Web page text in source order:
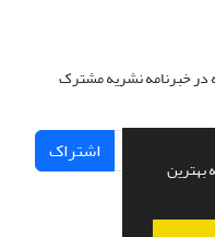
بهترین
در خبرنامه نشریه مشترک
اشتراک